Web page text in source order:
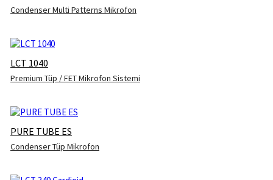
Condenser Multi Patterns Mikrofon
LCT 1040
Premium Tüp / FET Mikrofon Sistemi
PURE TUBE ES
Condenser Tüp Mikrofon